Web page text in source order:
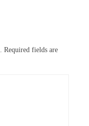
Required fields are